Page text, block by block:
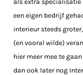
een eigen bedrijf
interieur steeds
(en vooral wilde)
hier meer mee te
dan ook later nog